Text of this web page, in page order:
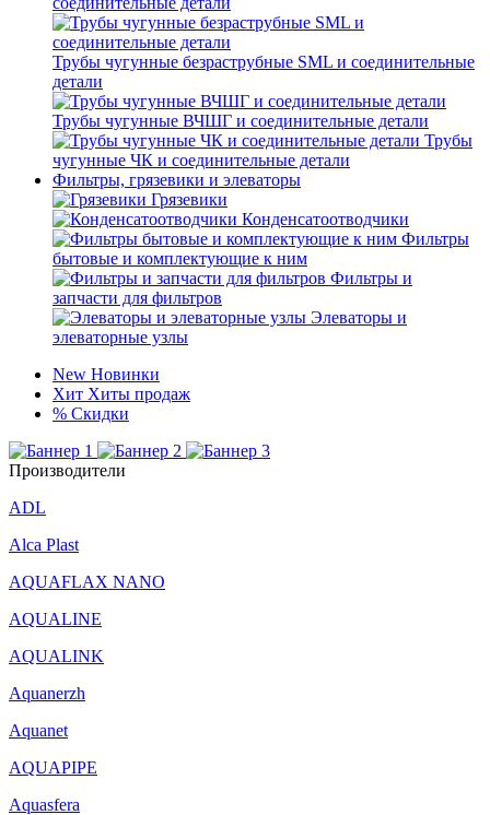
Трубы чугунные безраструбные SML и соединительные
детали
Трубы чугунные ВЧШГ и соединительные детали
Трубы
чугунные ЧК и соединительные детали
Фильтры, грязевики и элеваторы
Грязевики
Конденсатоотводчики
Фильтры
бытовые и комплектующие к ним
Фильтры и
запчасти для фильтров
Элеваторы и
элеваторные узлы
New Новинки
Хит Хиты продаж
% Скидки
Производители
ADL
Alca Plast
AQUAFLAX NANO
AQUALINE
AQUALINK
Aquanerzh
Aquanet
AQUAPIPE
Aquasfera